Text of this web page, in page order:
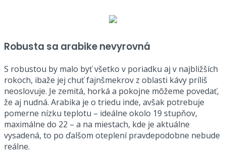
Robusta sa arabike nevyrovná
S robustou by malo byť všetko v poriadku aj v najbližších
rokoch, ibaže jej chuť fajnšmekrov z oblasti kávy príliš
neoslovuje. Je zemitá, horká a pokojne môžeme povedať,
že aj nudná. Arabika je o triedu inde, avšak potrebuje
pomerne nízku teplotu – ideálne okolo 19 stupňov,
maximálne do 22 – a na miestach, kde je aktuálne
vysadená, to po ďalšom oteplení pravdepodobne nebude
reálne.